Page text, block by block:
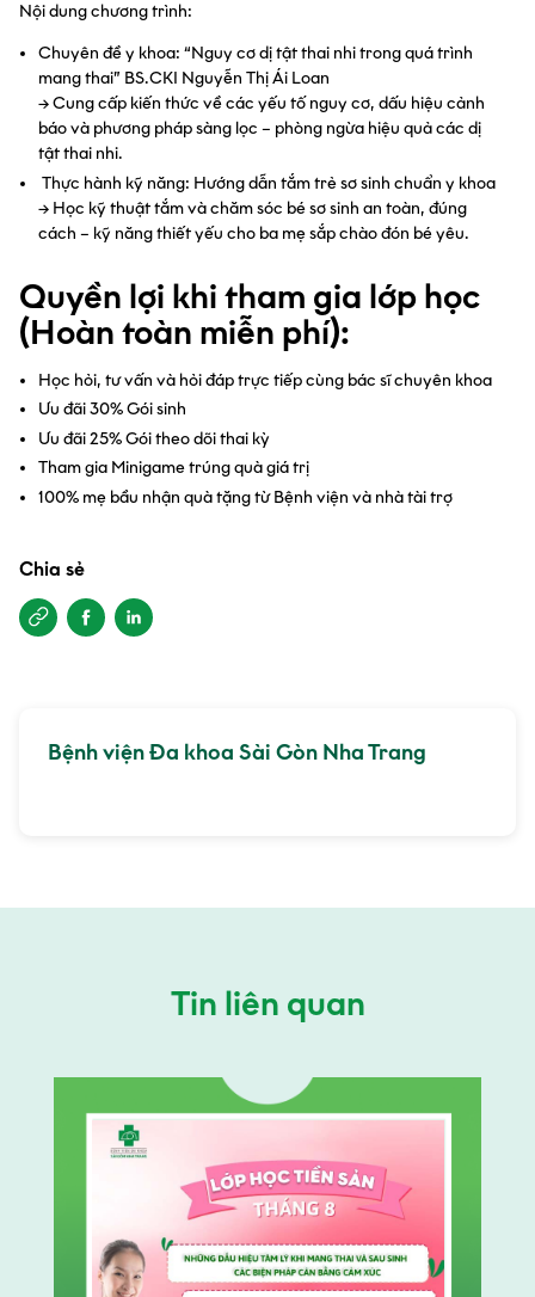
Nội dung chương trình:
Chuyên đề y khoa: “Nguy cơ dị tật thai nhi trong quá trình
mang thai” BS.CKI Nguyễn Thị Ái Loan
→ Cung cấp kiến thức về các yếu tố nguy cơ, dấu hiệu cảnh
báo và phương pháp sàng lọc – phòng ngừa hiệu quả các dị
tật thai nhi.
Thực hành kỹ năng: Hướng dẫn tắm trẻ sơ sinh chuẩn y khoa
→ Học kỹ thuật tắm và chăm sóc bé sơ sinh an toàn, đúng
cách – kỹ năng thiết yếu cho ba mẹ sắp chào đón bé yêu.
Quyền lợi khi tham gia lớp học
(Hoàn toàn miễn phí):
Học hỏi, tư vấn và hỏi đáp trực tiếp cùng bác sĩ chuyên khoa
Ưu đãi 30% Gói sinh
Ưu đãi 25% Gói theo dõi thai kỳ
Tham gia Minigame trúng quà giá trị
100% mẹ bầu nhận quà tặng từ Bệnh viện và nhà tài trợ
Chia sẻ
Bệnh viện Đa khoa Sài Gòn Nha Trang
Tin liên quan